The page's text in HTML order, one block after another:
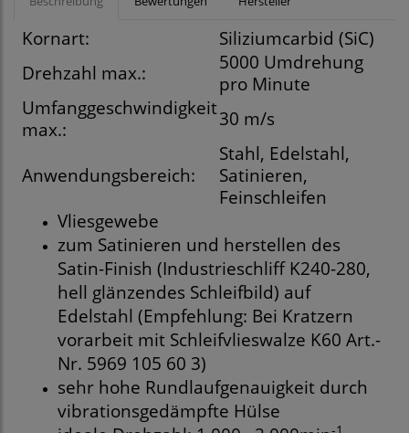
Kornart:
Siliziumcarbid (SiC)
Drehzahl max.:
5000 Umdrehung
pro Minute
Umfanggeschwindigkeit
max.:
30 m/s
Anwendungsbereich:
Stahl, Edelstahl,
Satinieren,
Feinschleifen
Vliesgewebe
zum Satinieren und herstellen des
Satin-Finish (Industrieschliff K240-280,
hell glänzendes Schleifbild) auf
Edelstahl (Empfehlung: Bei Kratzern
vorarbeit mit Schleifvlieswalze K60 Art.-
Nr. 5969 105 60 3)
sehr hohe Rundlaufgenauigkeit durch
vibrationsgedämpfte Hülse